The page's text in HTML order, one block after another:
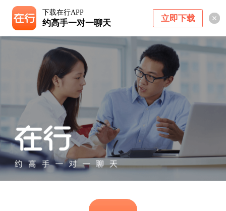
下载在行APP
约高手一对一聊天 立即下载